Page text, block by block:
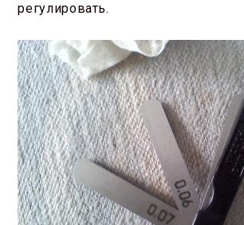
регулировать.